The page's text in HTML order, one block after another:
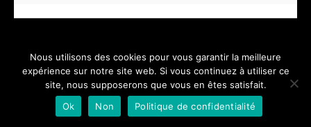
PHOTOGRAPHE & VIDEASTE PROFESSIONNEL - depuis 2005 -
Nous utilisons des cookies pour vous garantir la meilleure
expérience sur notre site web. Si vous continuez à utiliser ce
site, nous supposerons que vous en êtes satisfait.
Ok
Non Politique de confidentialité